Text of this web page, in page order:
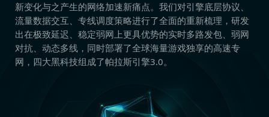
新变化与之产生的网络加速新痛点。我们对引擎底层协议、
流量数据交互、专线调度策略进行了全面的重新梳理，研发
出在极致延迟、稳定弱网上更具优势的实时多路发包、弱网
对抗、动态多线，同时部署了全球海量游戏独享的高速专
网，四大黑科技组成了帕拉斯引擎3.0。